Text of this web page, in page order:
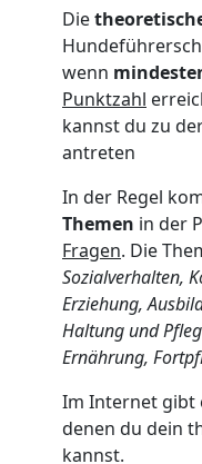
Die
wenn
Punktzahl
kannst du zu
antreten
In der Regel
Themen in der
Fragen. Die
Sozialverhalten,
Erziehung,
Haltung und
Ernährung,
Im Internet gibt
denen du dein
kannst.